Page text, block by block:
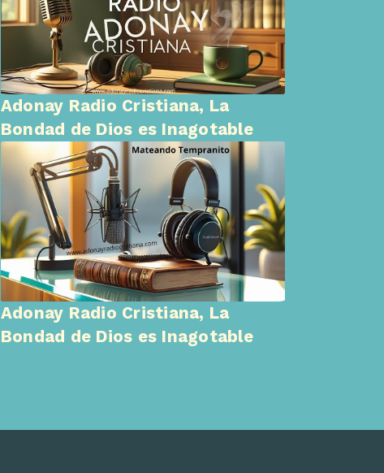
Adonay Radio Cristiana, La
Bondad de Dios es Inagotable
Adonay Radio Cristiana, La
Bondad de Dios es Inagotable